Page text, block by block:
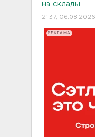
на склады
21:37, 06.08.2026
РЕКЛАМА